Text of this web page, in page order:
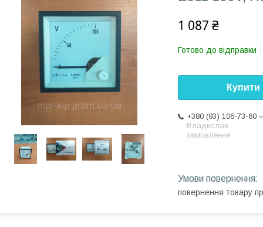
1 087 ₴
Готово до відправки
Купити
+380 (93) 106-73-60
Владислав -
замовлення
повернення товару